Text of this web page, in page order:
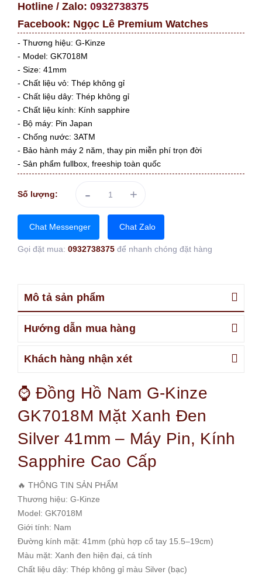
Hotline / Zalo: 0932738375
Facebook: Ngọc Lê Premium Watches
- Thương hiệu: G-Kinze
- Model: GK7018M
- Size: 41mm
- Chất liệu vỏ: Thép không gỉ
- Chất liệu dây: Thép không gỉ
- Chất liệu kính: Kính sapphire
- Bộ máy: Pin Japan
- Chống nước: 3ATM
- Bảo hành máy 2 năm, thay pin miễn phí trọn đời
- Sản phẩm fullbox, freeship toàn quốc
Số lượng: - +
Chat Messenger Chat Zalo
Gọi đặt mua: 0932738375 để nhanh chóng đặt hàng
Mô tả sản phẩm
Hướng dẫn mua hàng
Khách hàng nhận xét
⌚ Đồng Hồ Nam G-Kinze
GK7018M Mặt Xanh Đen
Silver 41mm – Máy Pin, Kính
Sapphire Cao Cấp
🔥 THÔNG TIN SẢN PHẨM
Thương hiệu: G-Kinze
Model: GK7018M
Giới tính: Nam
Đường kính mặt: 41mm (phù hợp cổ tay 15.5–19cm)
Màu mặt: Xanh đen hiện đại, cá tính
Chất liệu dây: Thép không gỉ màu Silver (bạc)